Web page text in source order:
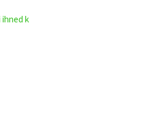
ihned k